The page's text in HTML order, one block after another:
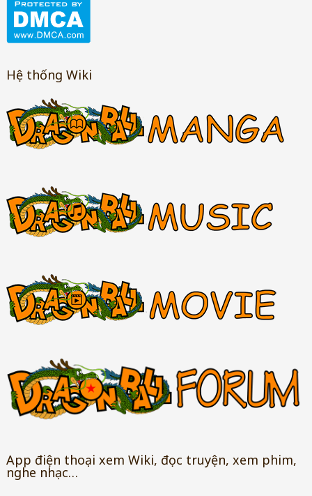
Hệ thống Wiki
App điện thoại xem Wiki, đọc truyện, xem phim,
nghe nhạc…